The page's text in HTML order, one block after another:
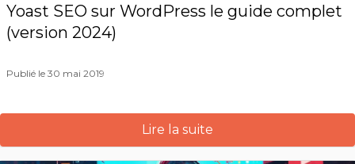
Yoast SEO sur WordPress le guide complet
(version 2024)
Publié le 30 mai 2019
Lire la suite